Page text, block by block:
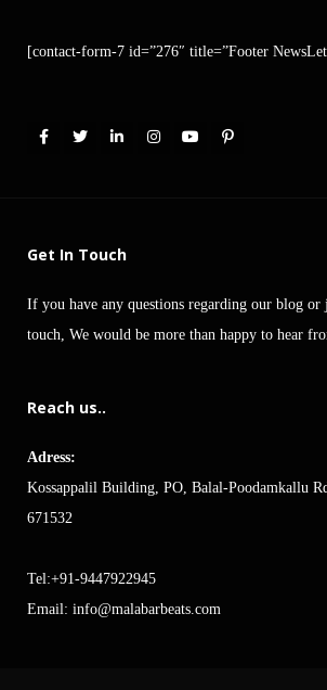
[contact-form-7 id=”276″ title=”Footer
Get In Touch
If you have any questions regarding our blog or
touch, We would be more than happy to hear
Reach us..
Adress:
Kossappalil Building, PO, Balal-Poodamkallu
671532
Tel:+91-9447922945
Email: info@malabarbeats.com